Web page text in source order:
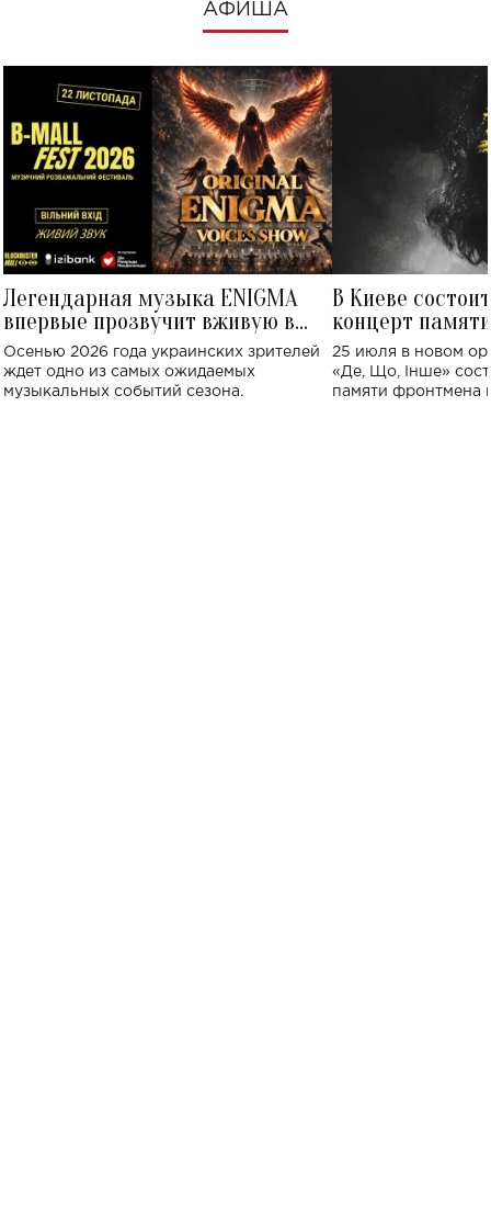
АФИША
Легендарная музыка ENIGMA
впервые прозвучит вживую в
Украине: где состоится концерт
Осенью 2026 года украинских зрителей
ждет одно из самых ожидаемых
музыкальных событий сезона.
В Киеве
концерт
Клименко:
исполнят песни
25 июля в новом
«Де, Що, Інше»
памяти фронтмена